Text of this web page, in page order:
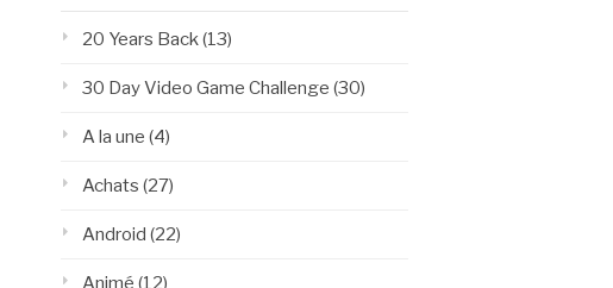
20 Years Back (13)
30 Day Video Game Challenge (30)
A la une (4)
Achats (27)
Android (22)
Animé (12)